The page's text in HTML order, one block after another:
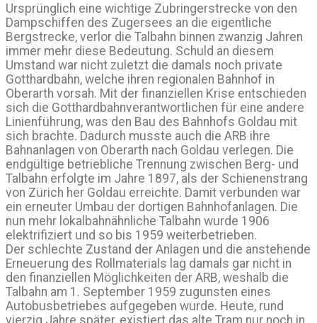
Ursprünglich eine wichtige Zubringerstrecke von den
Dampschiffen des Zugersees an die eigentliche
Bergstrecke, verlor die Talbahn binnen zwanzig Jahren
immer mehr diese Bedeutung. Schuld an diesem
Umstand war nicht zuletzt die damals noch private
Gotthardbahn, welche ihren regionalen Bahnhof in
Oberarth vorsah. Mit der finanziellen Krise entschieden
sich die Gotthardbahnverantwortlichen für eine andere
Linienführung, was den Bau des Bahnhofs Goldau mit
sich brachte. Dadurch musste auch die ARB ihre
Bahnanlagen von Oberarth nach Goldau verlegen. Die
endgültige betriebliche Trennung zwischen Berg- und
Talbahn erfolgte im Jahre 1897, als der Schienenstrang
von Zürich her Goldau erreichte. Damit verbunden war
ein erneuter Umbau der dortigen Bahnhofanlagen. Die
nun mehr lokalbahnähnliche Talbahn wurde 1906
elektrifiziert und so bis 1959 weiterbetrieben.
Der schlechte Zustand der Anlagen und die anstehende
Erneuerung des Rollmaterials lag damals gar nicht in
den finanziellen Möglichkeiten der ARB, weshalb die
Talbahn am 1. September 1959 zugunsten eines
Autobusbetriebes aufgegeben wurde. Heute, rund
vierzig Jahre später, existiert das alte Tram nur noch in